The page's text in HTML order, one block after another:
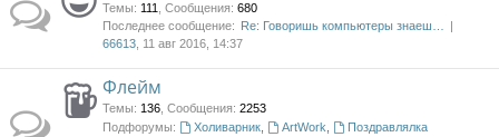
Темы: 111 Сообщения: 680
Последнее сообщение: Re: Говоришь компьютеры знаеш…
66613 , 11 авг 2016, 14:37
Флейм
Темы: 136 Сообщения: 2253
Подфорумы:
Холиварник, ArtWork
Поздравлялка